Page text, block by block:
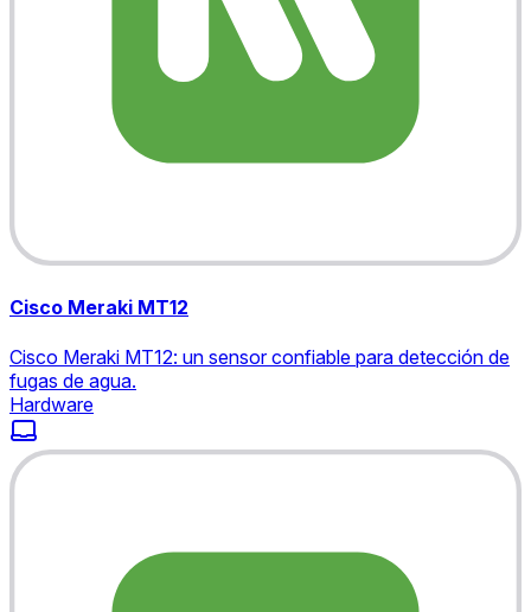
Cisco Meraki MT12
Cisco Meraki MT12: un sensor confiable para detección de
fugas de agua.
Hardware